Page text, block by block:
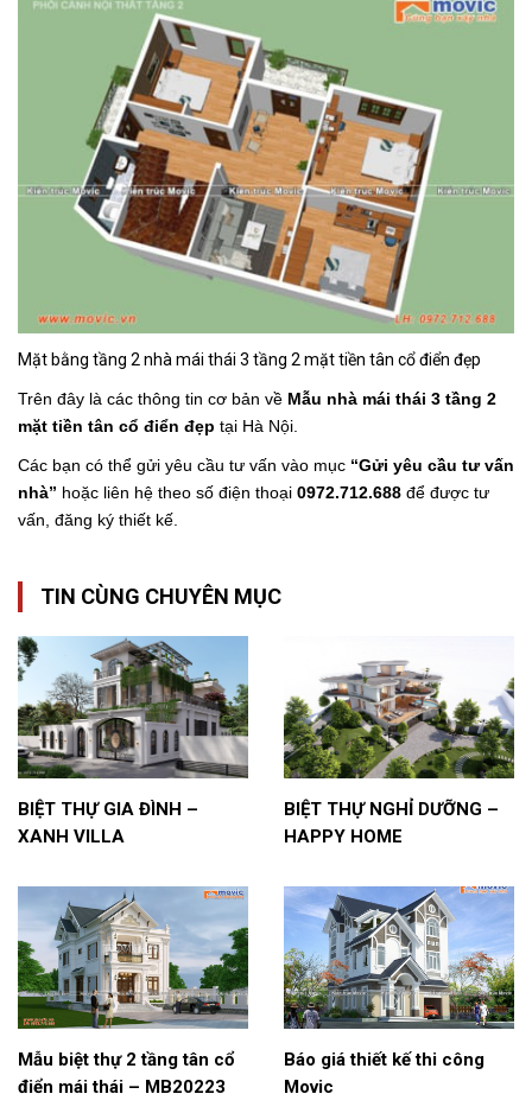
Mặt bằng tầng 2 nhà mái thái 3 tầng 2 mặt tiền tân cổ điển đẹp
Trên đây là các thông tin cơ bản về Mẫu nhà mái thái 3 tầng 2
mặt tiền tân cổ điển đẹp tại Hà Nội.
Các bạn có thể gửi yêu cầu tư vấn vào mục “Gửi yêu cầu tư vấn
nhà” hoặc liên hệ theo số điện thoại 0972.712.688 để được tư
vấn, đăng ký thiết kế.
TIN CÙNG CHUYÊN MỤC
BIỆT THỰ GIA ĐÌNH –
XANH VILLA
BIỆT THỰ NGHỈ DƯỠNG –
HAPPY HOME
Mẫu biệt thự 2 tầng tân cổ
điển mái thái – MB20223
Báo giá thiết kế thi công
Movic